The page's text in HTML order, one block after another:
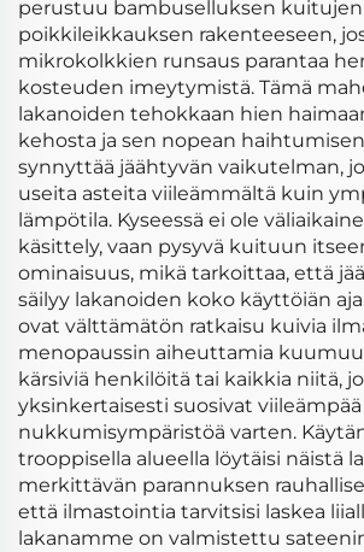
perustuu bambuselluksen kuitujen
poikkileikkauksen rakenteeseen,
mikrokolkkien runsaus parantaa
kosteuden imeytymistä. Tämä
lakanoiden tehokkaan hien
kehosta ja sen nopean
synnyttää jäähtyvän vaikutelman,
useita asteita viileämmältä kuin
lämpötila. Kyseessä ei ole
käsittely, vaan pysyvä kuituun
ominaisuus, mikä tarkoittaa, että
säilyy lakanoiden koko käyttöiän
ovat välttämätön ratkaisu kuivia
menopaussin aiheuttamia
kärsiviä henkilöitä tai kaikkia niitä,
yksinkertaisesti suosivat viileämpää
nukkumisympäristöä varten.
trooppisella alueella löytäisi näistä
merkittävän parannuksen
että ilmastointia tarvitsisi laskea
lakanamme on valmistettu